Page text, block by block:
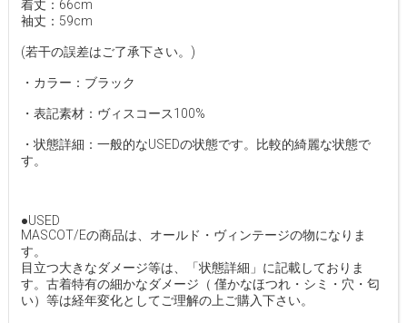
着丈：66cm
袖丈：59cm
(若干の誤差はご了承下さい。)
・カラー：ブラック
・表記素材：ヴィスコース100%
・状態詳細：一般的なUSEDの状態です。比較的綺麗な状態で
す。
●USED
MASCOT/Eの商品は、オールド・ヴィンテージの物になりま
す。
目立つ大きなダメージ等は、「状態詳細」に記載しておりま
す。古着特有の細かなダメージ（ 僅かなほつれ・シミ・穴・匂
い）等は経年変化としてご理解の上ご購入下さい。